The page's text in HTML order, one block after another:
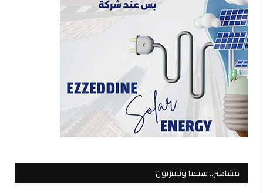
مشاهير.. سينما وتلفزيون